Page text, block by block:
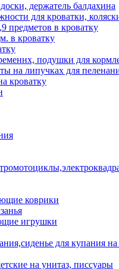
держатель балдахина
для кроватки,
предметов в кроватку
в кроватку
подушки для
на липучках для
кроватку
коврики
игрушки
для купания
на унитаз, писсуары